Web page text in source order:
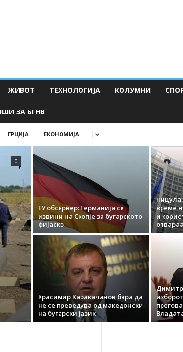
ЖИВОТ ТЕХНОЛОГИЈА КОЛУМНИ
ЗА БГНВ
ГРЦИЈА ЕКОНОМИЈА
0
ЕУ обсервер: Германија се
извини на Скопје за бугарското
фијаско
време
и
Красимир Каракачанов бара да
не се преведува од македонски
на бугарски јазик